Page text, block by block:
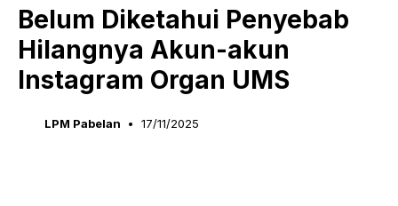
Belum Diketahui Penyebab
Hilangnya Akun-akun
Instagram Organ UMS
LPM Pabelan 17/11/2025